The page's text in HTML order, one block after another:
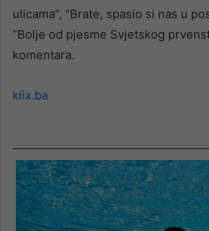
ulicama”, “Brate, spasio si nas u
“Bolje od pjesme Svjetskog
komentara.
klix.ba